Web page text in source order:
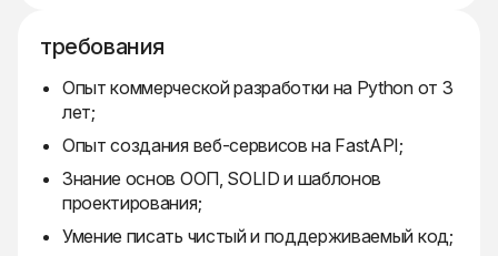
требования
Опыт коммерческой разработки на Python от 3
лет;
Опыт создания веб-сервисов на FastAPI;
Знание основ ООП, SOLID и шаблонов
проектирования;
Умение писать чистый и поддерживаемый код;